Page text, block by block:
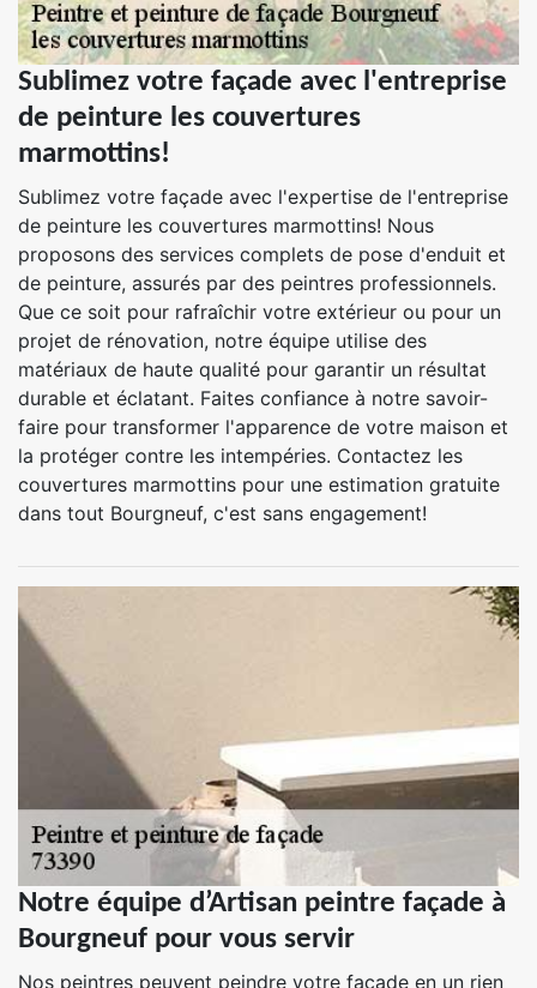
Sublimez votre façade avec l'entreprise
de peinture les couvertures
marmottins!
Sublimez votre façade avec l'expertise de l'entreprise
de peinture les couvertures marmottins! Nous
proposons des services complets de pose d'enduit et
de peinture, assurés par des peintres professionnels.
Que ce soit pour rafraîchir votre extérieur ou pour un
projet de rénovation, notre équipe utilise des
matériaux de haute qualité pour garantir un résultat
durable et éclatant. Faites confiance à notre savoir-
faire pour transformer l'apparence de votre maison et
la protéger contre les intempéries. Contactez les
couvertures marmottins pour une estimation gratuite
dans tout Bourgneuf, c'est sans engagement!
Notre équipe d’Artisan peintre façade à
Bourgneuf pour vous servir
Nos peintres peuvent peindre votre façade en un rien